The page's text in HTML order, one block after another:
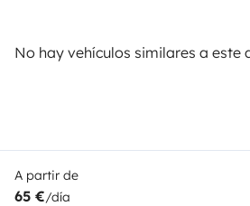
No hay vehículos similares a este
A partir de
65 €/día